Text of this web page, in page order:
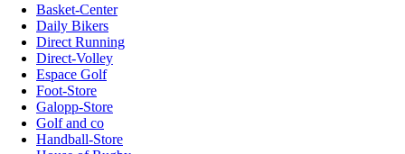
Basket-Center
Daily Bikers
Direct Running
Direct-Volley
Espace Golf
Foot-Store
Galopp-Store
Golf and co
Handball-Store